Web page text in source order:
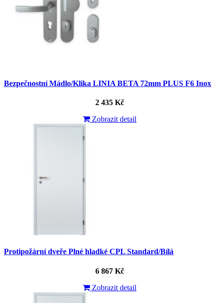
Bezpečnostní Mádlo/Klika LINIA BETA 72mm PLUS F6 Inox
2 435 Kč
Zobrazit detail
Protipožární dveře Plné hladké CPL Standard/Bílá
6 867 Kč
Zobrazit detail